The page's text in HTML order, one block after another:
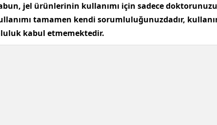
jel ürünlerinin kullanımı için sadece
tamamen kendi sorumluluğunuzdadır,
kabul etmemektedir.